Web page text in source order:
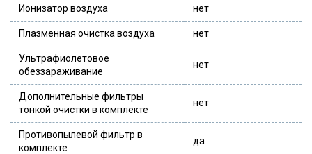
Ионизатор воздуха нет
Плазменная очистка воздуха нет
Ультрафиолетовое
обеззараживание
нет
Дополнительные фильтры
тонкой очистки в комплекте
нет
Противопылевой фильтр в
комплекте
да